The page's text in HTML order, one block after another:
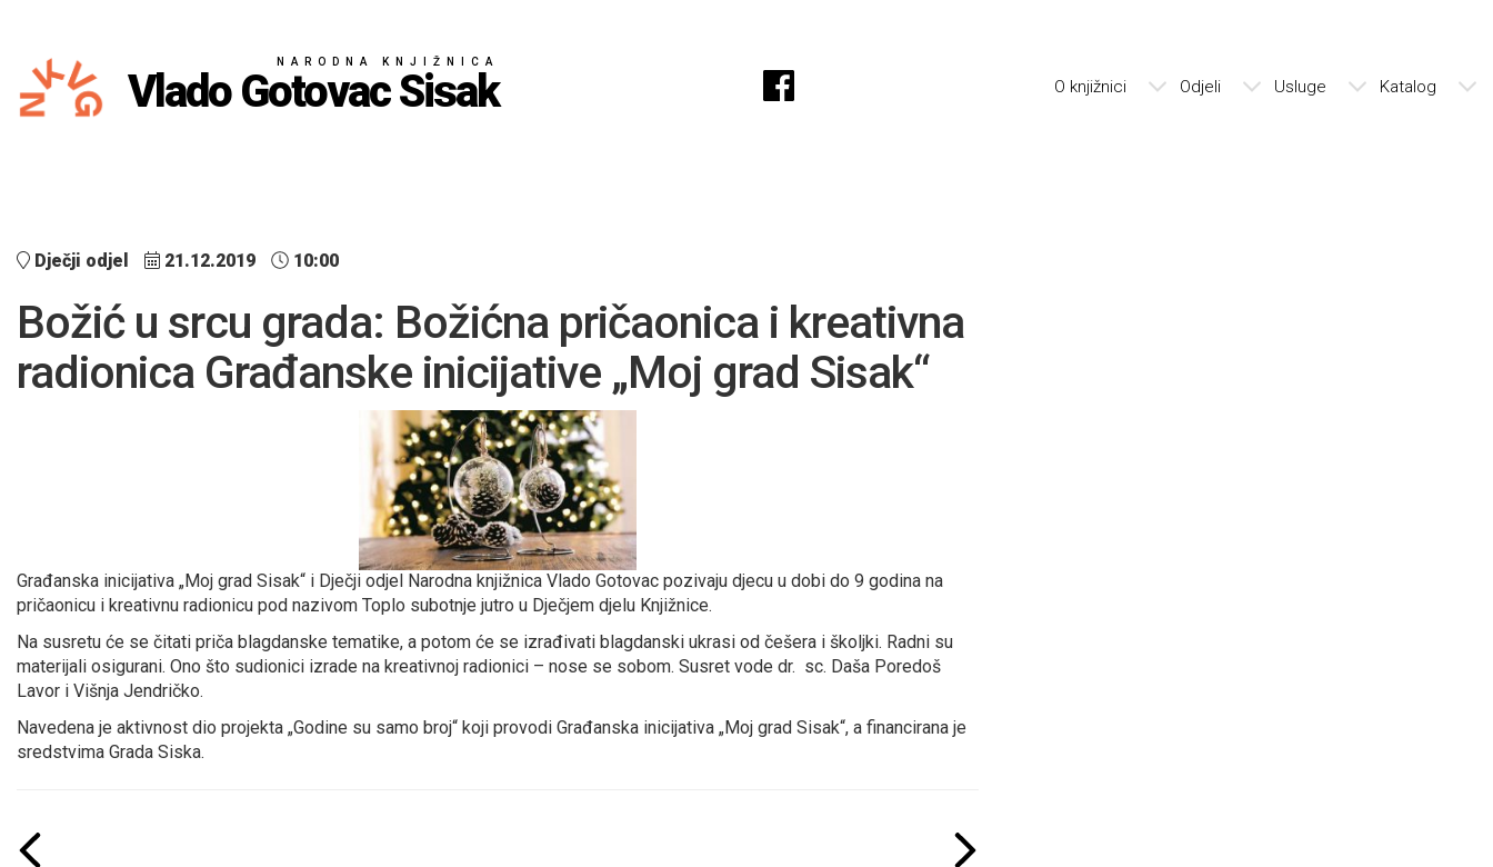
NARODNA KNJIŽNICA
Vlado Gotovac Sisak O knjižnici Odjeli Usluge Katalog
Dječji odjel 21.12.2019 10:00
Božić u srcu grada: Božićna pričaonica i kreativna
radionica Građanske inicijative „Moj grad Sisak“
Građanska inicijativa „Moj grad Sisak“ i Dječji odjel Narodna knjižnica Vlado Gotovac pozivaju djecu u dobi do 9 godina na
pričaonicu i kreativnu radionicu pod nazivom Toplo subotnje jutro u Dječjem djelu Knjižnice.
Na susretu će se čitati priča blagdanske tematike, a potom će se izrađivati blagdanski ukrasi od češera i školjki. Radni su
materijali osigurani. Ono što sudionici izrade na kreativnoj radionici – nose se sobom. Susret vode dr. sc. Daša Poredoš
Lavor i Višnja Jendričko.
Navedena je aktivnost dio projekta „Godine su samo broj“ koji provodi Građanska inicijativa „Moj grad Sisak“, a financirana je
sredstvima Grada Siska.